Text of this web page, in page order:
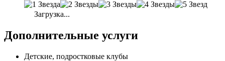
Загрузка...
Дополнительные услуги
Детские, подростковые клубы